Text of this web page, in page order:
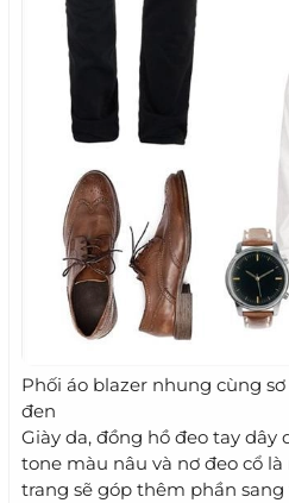
Phối áo blazer nhung cùng
đen
Giày da, đồng hồ đeo tay dây
tone màu nâu và nơ đeo cổ
trang sẽ góp thêm phần sang